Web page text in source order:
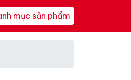
mục sản phẩm